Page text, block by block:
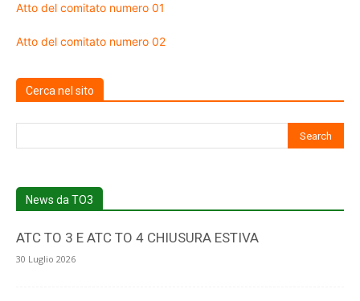
5
Atto del comitato numero 01
Atto del comitato numero 02
Cerca nel sito
News da TO3
ATC TO 3 E ATC TO 4 CHIUSURA ESTIVA
30 Luglio 2026